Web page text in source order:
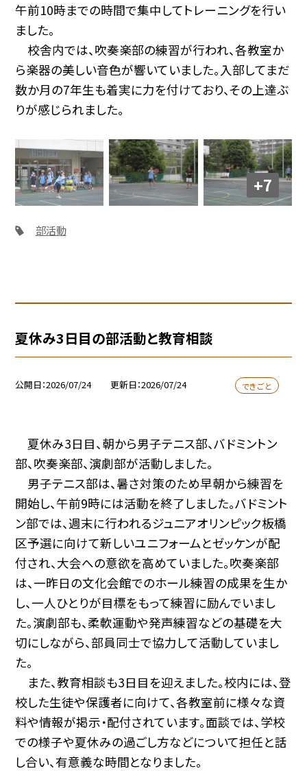
午前10時までの時間で集中してトレーニングを行い
ました。
校舎内では、吹奏楽部の練習が行われ、各教室か
ら楽器の美しい音色が響いていました。入部してまだ
数か月の7年生も着実に力を付けており、その上達ぶ
りが感じられました。
+7
部活動
夏休み3日目の部活動と教育相談
公開日 2026/07/24 更新日 2026/07/24 できごと
夏休み3日目、朝から男子テニス部、バドミントン
部、吹奏楽部、演劇部が活動しました。
男子テニス部は、暑さ対策のため早朝から練習を
開始し、午前9時には活動を終了しました。バドミント
ン部では、週末に行われるジュニアオリンピック板橋
区予選に向けて新しいユニフォームとゼッケンが配
付され、大会への意欲を高めていました。吹奏楽部
は、一昨日の文化会館でのホール練習の成果を生か
し、一人ひとりが目標をもって練習に励んでいまし
た。演劇部も、柔軟運動や発声練習などの基礎を大
切にしながら、部員同士で協力して活動していまし
た。
また、教育相談も3日目を迎えました。校内には、登
校した生徒や保護者に向けて、各教室前に様々な資
料や情報が掲示・配付されています。面談では、学校
での様子や夏休みの過ごし方などについて担任と話
し合い、有意義な時間となりました。